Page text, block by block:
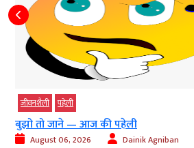
जीवनशैली पहेली
बुझो तो जाने — आज की पहेली
August 06, 2026 Dainik Agniban